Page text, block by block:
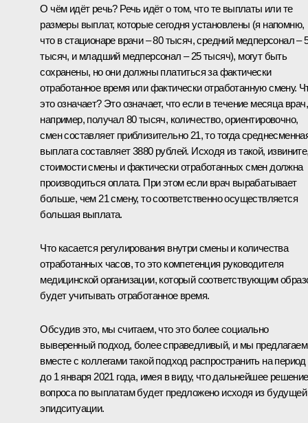
О чём идёт речь? Речь идёт о том, что те выплаты или те
размеры выплат, которые сегодня установлены (я напомню,
что в стационаре врачи – 80 тысяч, средний медперсонал –
тысяч, и младший медперсонал – 25 тысяч), могут быть
сохранены, но они должны платиться за фактически
отработанное время или фактически отработанную смену.
это означает? Это означает, что если в течение месяца врач,
например, получал 80 тысяч, количество, ориентировочно,
смен составляет приблизительно 21, то тогда
выплата составляет 3880 рублей. Исходя из такой,
стоимости смены и фактически отработанных смен должна
производиться оплата. При этом если врач вырабатывает
больше, чем 21 смену, то соответственно осуществляется
большая выплата.
Что касается регулирования внутри смены и количества
отработанных часов, то это компетенция руководителя
медицинской организации, который соответствующим
будет учитывать отработанное время.
Обсудив это, мы считаем, что это более социально
выверенный подход, более справедливый, и мы предлагаем
вместе с коллегами такой подход распространить на период
до 1 января 2021 года, имея в виду, что дальнейшее решение
вопроса по выплатам будет предложено исходя из будущей
эпидситуации.